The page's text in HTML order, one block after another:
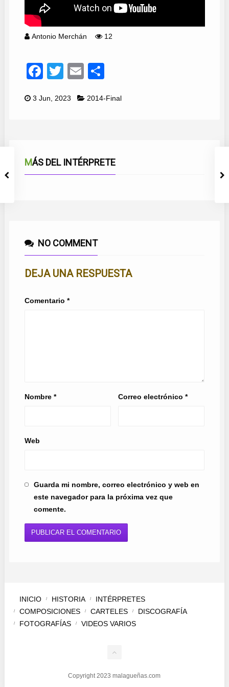
Antonio Merchán 12
Facebook
TwitterEmail
3 Jun, 2023 2014-Final
MÁS DEL INTÉRPRETE
NO COMMENT
DEJA UNA RESPUESTA
Comentario *
Nombre * Correo electrónico*
Web
Guarda mi nombre, correo electrónico y web en
este navegador para la próxima vez que
comente.
Copyright 2023 malagueñas.com
INICIO HISTORIA
INTÉRPRETES
COMPOSICIONES
CARTELES
DISCOGRAFÍA
FOTOGRAFÍAS
VIDEOS VARIOS